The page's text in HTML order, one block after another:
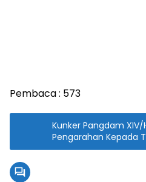
Pembaca : 573
Kunker Pangdam
Pengarahan Kepada